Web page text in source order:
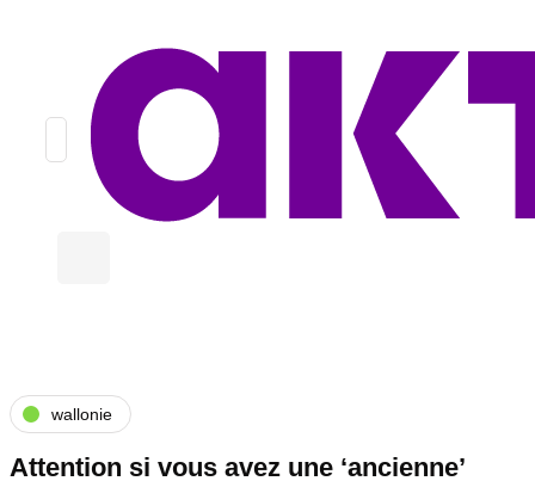
wallonie
Attention si vous avez une ‘ancienne’